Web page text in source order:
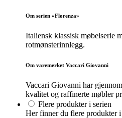
Om serien «Florenza»
Italiensk klassisk møbelserie
rotmønsterinnlegg.
Om varemerket Vaccari Giovanni
Vaccari Giovanni har
kvalitet og raffinerte møbler
Flere produkter i serien
Her finner du flere produkter i